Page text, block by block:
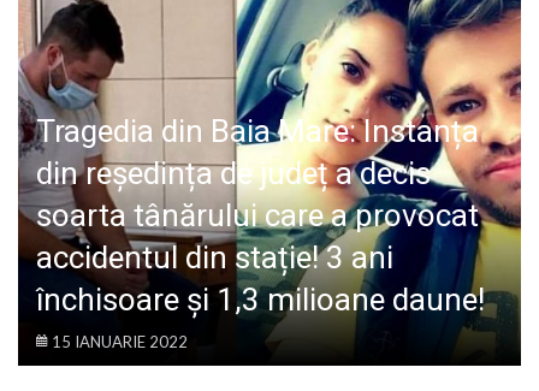
SPORT
SPECIAL
POLITIC
LIFE
Tragedia din Baia Mare: Instanța
din reședința de județ a decis
soarta tânărului care a provocat
accidentul din stație! 3 ani
închisoare și 1,3 milioane daune!
15 IANUARIE 2022